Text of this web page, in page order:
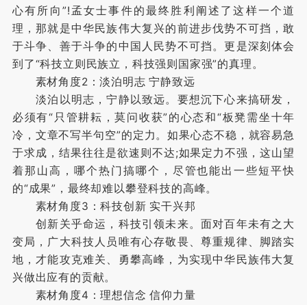
心有所向”!孟女士事件的最终胜利阐述了这样一个道
理，那就是中华民族伟大复兴的前进步伐势不可挡，敢
于斗争、善于斗争的中国人民势不可挡。更是深刻体会
到了“科技立则民族立，科技强则国家强”的真理。
素材角度2：淡泊明志 宁静致远
淡泊以明志，宁静以致远。要想沉下心来搞研发，
必须有“只管耕耘，莫问收获”的心态和“板凳需坐十年
冷，文章不写半句空”的定力。如果心态不稳，就容易急
于求成，结果往往是欲速则不达;如果定力不强，这山望
着那山高，哪个热门搞哪个，尽管也能出一些短平快
的“成果”，最终却难以攀登科技的高峰。
素材角度3：科技创新 实干兴邦
创新关乎命运，科技引领未来。面对百年未有之大
变局，广大科技人员唯有心存敬畏、尊重规律、脚踏实
地，才能攻克难关、勇攀高峰，为实现中华民族伟大复
兴做出应有的贡献。
素材角度4：理想信念 信仰力量